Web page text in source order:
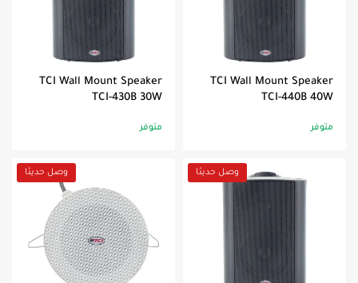
TCI Wall Mount Speaker
TCI-440B 40W
متوفر
TCI Wall Mount Speaker
TCI-430B 30W
متوفر
وصل حديثا وصل حديثا